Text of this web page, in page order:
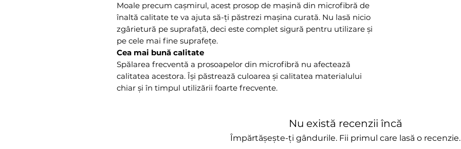
Moale precum cașmirul, acest prosop de mașină din microfibră de
înaltă calitate te va ajuta să-ți păstrezi mașina curată. Nu lasă nicio
zgârietură pe suprafață, deci este complet sigură pentru utilizare și
pe cele mai fine suprafețe.
Cea mai bună calitate
Spălarea frecventă a prosoapelor din microfibră nu afectează
calitatea acestora. Își păstrează culoarea și calitatea materialului
chiar și în timpul utilizării foarte frecvente.
Nu există recenzii încă
Împărtășește-ți gândurile. Fii primul care lasă o recenzie.